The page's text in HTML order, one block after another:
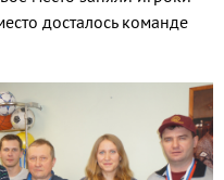
досталось команде